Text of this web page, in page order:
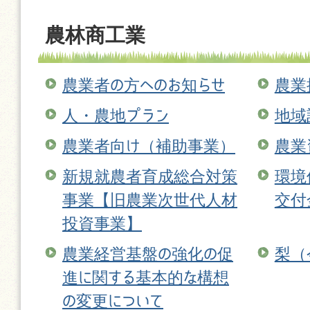
農林商工業
農業者の方へのお知らせ
農
人・農地プラン
地域
農業者向け（補助事業）
農
新規就農者育成総合対策
事業【旧農業次世代人材
投資事業】
環境
交付
農業経営基盤の強化の促
進に関する基本的な構想
の変更について
梨（